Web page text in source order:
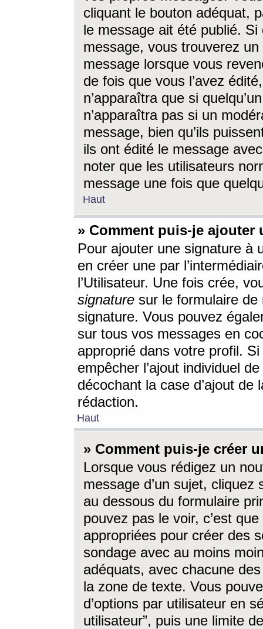
cliquant le bouton adéquat,
le message ait été publié. Si
message, vous trouverez
message lorsque vous
de fois que vous l’avez
n’apparaîtra que si
n’apparaîtra pas si un
message, bien qu’ils
ils ont édité le message
noter que les utilisateurs
message une fois que
Haut
» Comment puis-je ajouter
Pour ajouter une signature à
en créer une par
l’Utilisateur. Une fois crée,
signature sur le formulaire de
signature. Vous pouvez
sur tous vos messages en
approprié dans votre profil.
empêcher l’ajout individuel
décochant la case d’ajout
rédaction.
Haut
» Comment puis-je créer
Lorsque vous rédigez un
message d’un sujet, cliquez
au dessous du formulaire
pouvez pas le voir, c’est
appropriées pour créer des
sondage avec au moins
adéquats, avec chacune
la zone de texte. Vous
d’options par utilisateur en
utilisateur”, puis une limite